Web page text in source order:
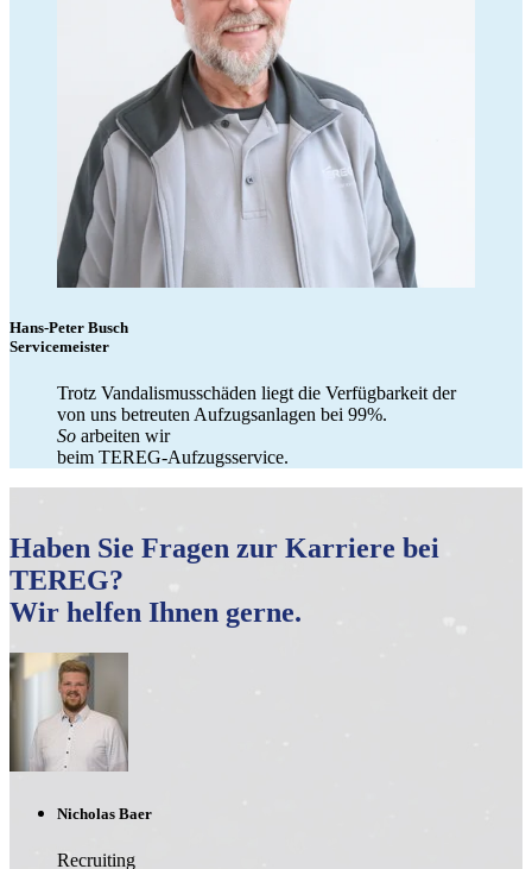
Hans-Peter Busch
Servicemeister
Trotz Vandalismusschäden liegt die Verfügbarkeit der
von uns betreuten Aufzugsanlagen bei 99%.
So arbeiten wir
beim TEREG-Aufzugsservice.
Haben Sie Fragen zur Karriere bei
TEREG?
Wir helfen Ihnen gerne.
Nicholas Baer
Recruiting